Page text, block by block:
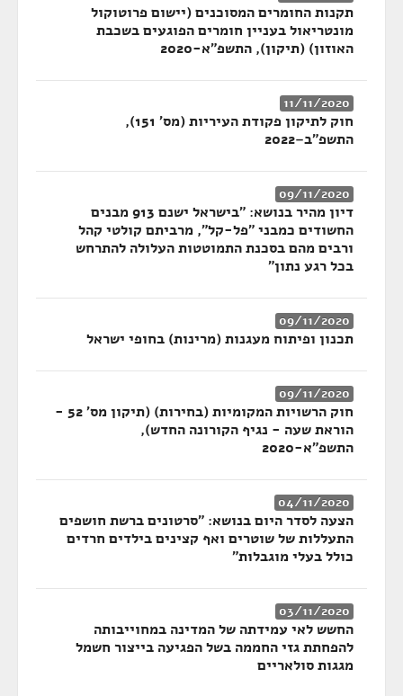
תקנות החומרים המסוכנים (יישום פרוטוקול
מונטריאול בעניין חומרים הפוגעים בשכבת
האוזון) (תיקון), התשפ"א-2020
11/11/2020
חוק לתיקון פקודת העיריות (מס' 151),
התשפ"ב–2022
09/11/2020
דיון מהיר בנושא: "בישראל ישנם 913 מבנים
החשודים כמבני "פל-קל", מרביתם קולטי קהל
ורבים מהם בסכנת התמוטטות העלולה להתרחש
בכל רגע נתון"
09/11/2020
תכנון ופיתוח מעגנות (מרינות) בחופי ישראל
09/11/2020
חוק הרשויות המקומיות (בחירות) (תיקון מס' 52 -
הוראת שעה - נגיף הקורונה החדש),
התשפ"א-2020
04/11/2020
הצעה לסדר היום בנושא: "סרטונים ברשת חושפים
התעללות של שוטרים ואף קצינים בילדים חרדים
כולל בעלי מוגבלות"
03/11/2020
החשש לאי עמידתה של המדינה במחוייבותה
להפחתת גזי החממה בשל הפגיעה בייצור חשמל
מגגות סולאריים